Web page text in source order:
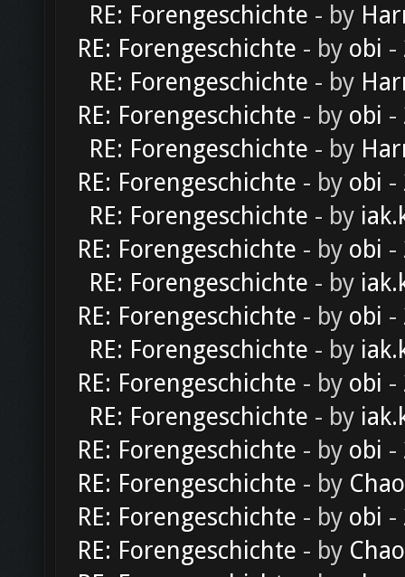
RE: Forengeschichte - by
RE: Forengeschichte - by obi -
RE: Forengeschichte - by
RE: Forengeschichte - by obi -
RE: Forengeschichte - by
RE: Forengeschichte - by obi -
RE: Forengeschichte - by
RE: Forengeschichte - by obi -
RE: Forengeschichte - by
RE: Forengeschichte - by obi -
RE: Forengeschichte - by
RE: Forengeschichte - by obi -
RE: Forengeschichte - by
RE: Forengeschichte - by obi -
RE: Forengeschichte - by
RE: Forengeschichte - by obi -
RE: Forengeschichte - by